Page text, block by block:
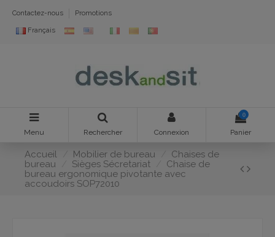
Contactez-nous Promotions
Français
Menu Rechercher Connexion
0
Panier
Accueil Mobilier de bureau
Chaises de
bureau
Sièges Sécretariat
Chaise de
bureau ergonomique pivotante avec
accoudoirs SOP72010